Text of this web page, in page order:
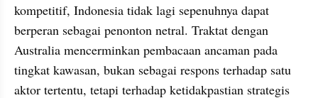
kompetitif, Indonesia tidak lagi sepenuhnya dapat
berperan sebagai penonton netral. Traktat dengan
Australia mencerminkan pembacaan ancaman pada
tingkat kawasan, bukan sebagai respons terhadap satu
aktor tertentu, tetapi terhadap ketidakpastian strategis